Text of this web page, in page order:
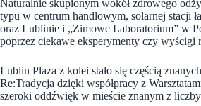
Naturalnie skupionym wokół zdrowego
typu w centrum handlowym, solarnej stacji
oraz Lublinie i „Zimowe Laboratorium” w
poprzez ciekawe eksperymenty czy wyścigi
Lublin Plaza z kolei stało się częścią
Re:Tradycja dzięki współpracy z
szeroki oddźwięk w mieście znanym z